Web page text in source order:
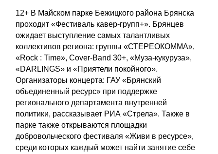
12+ В Майском парке Бежицкого района Брянска
проходит «Фестиваль кавер-групп+». Брянцев
ожидает выступление самых талантливых
коллективов региона: группы «СТЕРЕОКОММА»,
«Rock : Time», Cover-Band 30+, «Муза-кукуруза»,
«DARLINGS» и «Приятели покойного».
Организаторы концерта: ГАУ «Брянский
объединенный ресурс» при поддержке
регионального департамента внутренней
политики, рассказывает РИА «Стрела». Также в
парке также открываются площадки
добровольческого фестиваля «Живи в ресурсе»,
среди которых каждый может найти занятие себе
Контакт»